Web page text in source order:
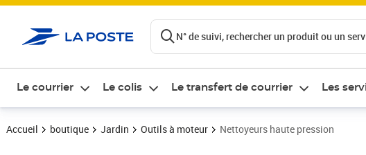
N° de suivi, rechercher un produit ou un
Le courrier Le colis Le transfert de courrier Les
Accueil boutique Jardin Outils à moteur Nettoyeurs haute pression